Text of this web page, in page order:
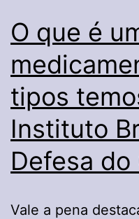
O que é
tipos
Instituto
Defesa
Vale a pena